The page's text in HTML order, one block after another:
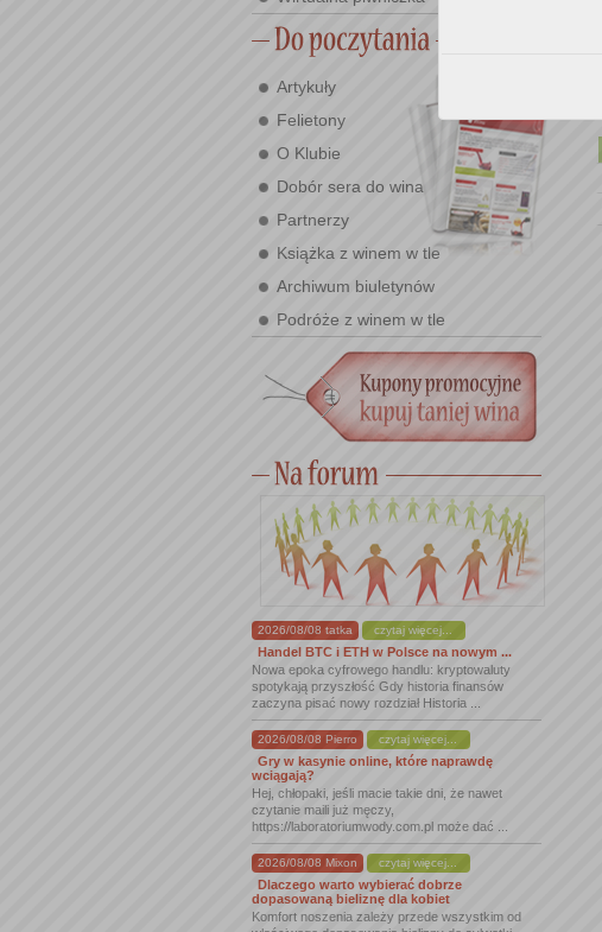
Artykuły
Felietony
O Klubie
Dobór sera do wina
Partnerzy
Książka z winem w tle
Archiwum biuletynów
Podróże z winem w tle
2026/08/08 tatka czytaj więcej...
Handel BTC i ETH w Polsce na nowym ...
Nowa epoka cyfrowego handlu: kryptowaluty
spotykają przyszłość Gdy historia finansów
zaczyna pisać nowy rozdział Historia ...
2026/08/08 Pierro czytaj więcej...
Gry w kasynie online, które naprawdę
wciągają?
Hej, chłopaki, jeśli macie takie dni, że nawet
czytanie maili już męczy,
https://laboratoriumwody.com.pl może dać ...
2026/08/08 Mixon czytaj więcej...
Dlaczego warto wybierać dobrze
dopasowaną bieliznę dla kobiet
Komfort noszenia zależy przede wszystkim od